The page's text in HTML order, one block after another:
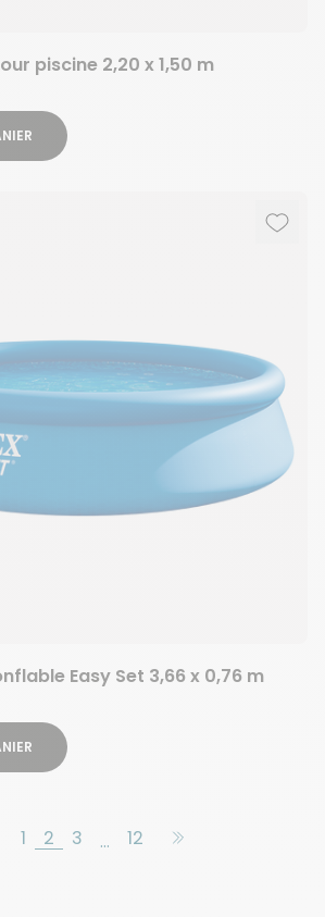
piscine 2,20 x 1,50 m
Easy Set 3,66 x 0,76 m
1 2 3 … 12